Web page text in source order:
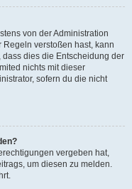
von der Administration
verstoßen hast, kann
dies die Entscheidung der
nichts mit dieser
sofern du die nicht
vergeben hat,
um diesen zu melden.